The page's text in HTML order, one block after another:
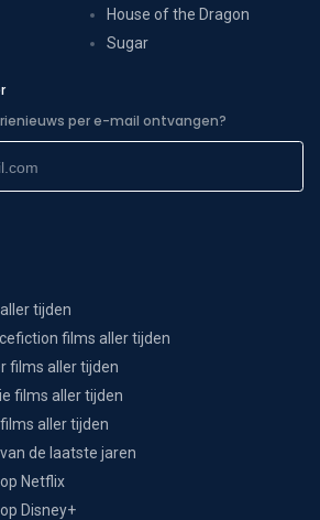
House of the Dragon
Sugar
per e-mail ontvangen?
tijden
films aller tijden
films aller tijden
films aller tijden
aller tijden
de laatste jaren
Netflix
Disney+